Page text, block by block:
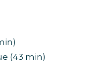
(43 min)